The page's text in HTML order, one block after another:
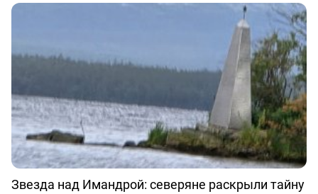
Звезда над Имандрой: северяне раскрыли тайну